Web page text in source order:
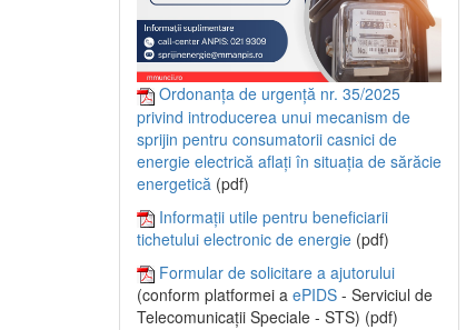
Ordonanța de urgență nr. 35/2025
privind introducerea unui mecanism de
sprijin pentru consumatorii casnici de
energie electrică aflați în situația de sărăcie
energetică (pdf)
Informații utile pentru beneficiarii
tichetului electronic de energie (pdf)
Formular de solicitare a ajutorului
(conform platformei a ePIDS - Serviciul de
Telecomunicații Speciale - STS) (pdf)